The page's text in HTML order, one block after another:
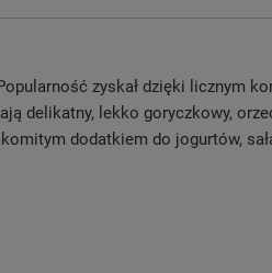
zyskał dzięki licznym
delikatny, lekko goryczkowy,
dodatkiem do jogurtów,